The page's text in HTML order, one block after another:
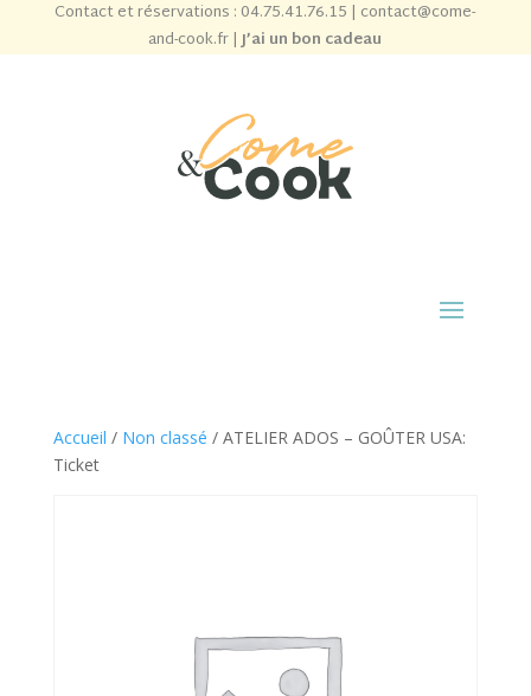
Contact et réservations : 04.75.41.76.15 | contact@come-
and-cook.fr|J’ai un bon cadeau
Accueil / Non classé / ATELIER ADOS – GOÛTER USA:
Ticket